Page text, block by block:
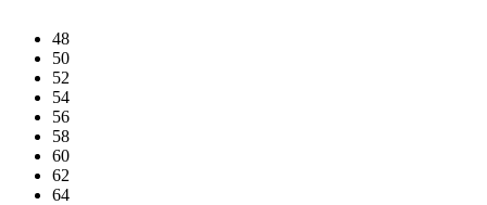
48
50
52
54
56
58
60
62
64